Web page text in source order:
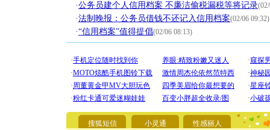
·公务员建个人信用档案 不廉洁偷税漏税等将记录
·法制晚报：公务员借钱不还记入信用档案(02/06 09:32)
·“信用档案”值得提倡(02/06 08:13)
搜狐短信 小灵通 性感丽人
[圣诞节]
你太多
要平安
[圣诞节]
能正大